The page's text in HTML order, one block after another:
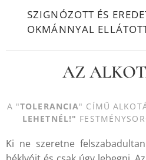
SZIGNÓZOTT ÉS
OKMÁNNYAL
AZ
A "TOLERANCIA" CÍMŰ
LEHETNÉL!"
Ki ne szeretne